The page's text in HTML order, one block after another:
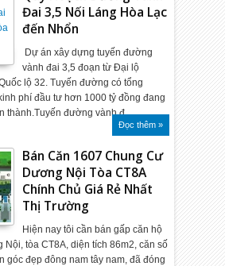
Đai 3,5 Nối Láng Hòa Lạc
đến Nhổn
Dự án xây dựng tuyến đường
vành đai 3,5 đoạn từ Đại lộ
lộ 32. Tuyến đường có tổng
phí đầu tư hơn 1000 tỷ đồng đang
thành.Tuyến đường vành đ…
Đọc thêm »
Bán Căn 1607 Chung Cư
Dương Nội Tòa CT8A
Chính Chủ Giá Rẻ Nhất
Thị Trường
Hiện nay tôi cần bán gấp căn hộ
tòa CT8A, diện tích 86m2, căn số
góc đẹp đông nam tây nam, đã đóng